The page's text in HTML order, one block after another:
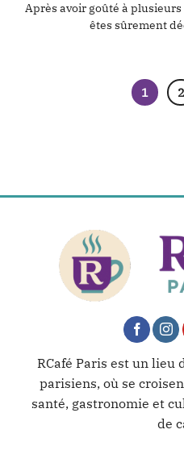
Après avoir goûté à
êtes sûrement
1 2
RCafé Paris est un lieu
parisiens, où se
santé, gastronomie et
de